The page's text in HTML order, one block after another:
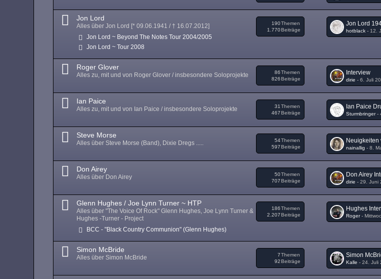
Jon Lord
Alles über Jon Lord [* 09.06.1941 / † 16.07.2012] Themen
190
Beiträge
1.770
Jon Lord
hotblack - 12.
Jon Lord ~ Beyond The Notes Tour 2004/2005
Jon Lord ~ Tour 2008
Roger Glover
Alles zu, mit und von Roger Glover / insbesondere Soloprojekte Themen
86
Beiträge
826
Interview
dirie -6. Juli
Ian Paice
Alles zu, mit und von Ian Paice / insbesondere Soloprojekte Themen
31
Beiträge
467
Ian Paice
Sturmbringer-
Steve Morse
Alles über Steve Morse (Band), Dixie Dregs ..... Themen
54
Beiträge
597
Neuigkeiten
nainallig -8.
Don Airey
Alles über Don Airey Themen
50
Beiträge
707
Don Airey
dirie -29. Juni
Glenn Hughes / Joe Lynn Turner ~ HTP
Alles über "The Voice Of Rock" Glenn Hughes, Joe Lynn Turner &
Hughes -Turner - Project
Themen
186
Beiträge
2.207
Hughes
Roger-
BCC - "Black Country Communion" (Glenn Hughes)
Simon McBride
Alles über Simon McBride Themen
7
Beiträge
92
Simon
Kalle -24. Juli